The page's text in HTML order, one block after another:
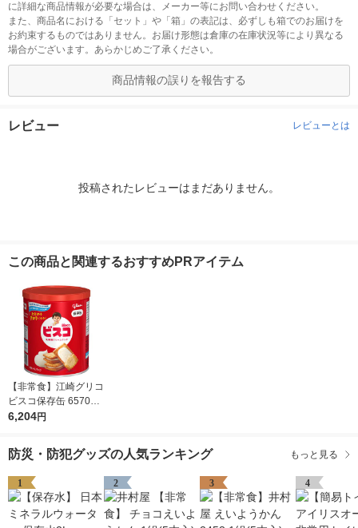
に詳細な商品情報が必要な場合は、メーカー等にお問い合わせください。
また、商品名における「セット」や「箱」の表記は、必ずしも箱でのお届けを
お約束するものではありません。お届け形態は倉庫の在庫状況等により異なる
場合がございます。あらかじめご了承ください。
商品情報の誤りを報告する
レビュー レビューとは
投稿されたレビューはまだありません。
この商品と関連するおすすめPRアイテム
【非常食】江崎グリコ
ビスコ保存缶 657027
2 1セット(1缶×10)
6,204円
防災・防犯グッズの人気ランキング もっと見る
1 2 3 4